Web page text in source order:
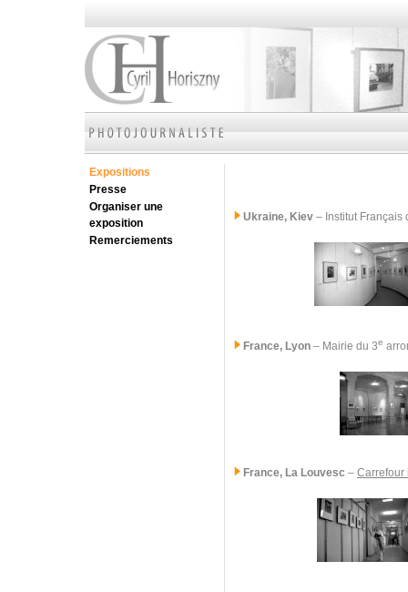
Expositions
Presse
Organiser une
exposition
Remerciements
Ukraine, Kiev – Institut Français
France, Lyon – Mairie du 3e
France, La Louvesc – Carrefour